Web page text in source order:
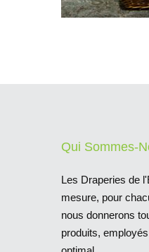
Qui Sommes-
Les Draperies de
mesure, pour
nous donnerons
produits,